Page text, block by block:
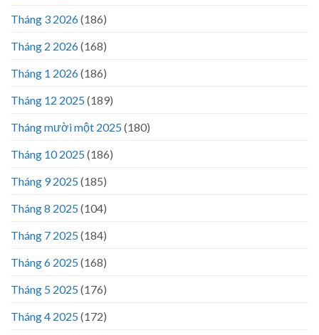
Tháng 3 2026(186)
Tháng 2 2026(168)
Tháng 1 2026(186)
Tháng 12 2025(189)
Tháng mười một 2025(180)
Tháng 10 2025(186)
Tháng 9 2025(185)
Tháng 8 2025(104)
Tháng 7 2025(184)
Tháng 6 2025(168)
Tháng 5 2025(176)
Tháng 4 2025(172)